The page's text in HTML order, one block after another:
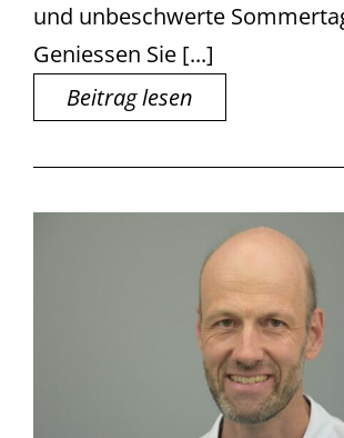
und unbeschwerte
Geniessen Sie [...]
Beitrag lesen